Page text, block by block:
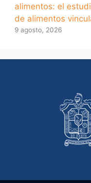
alimentos: el
de alimentos
9 agosto, 2026